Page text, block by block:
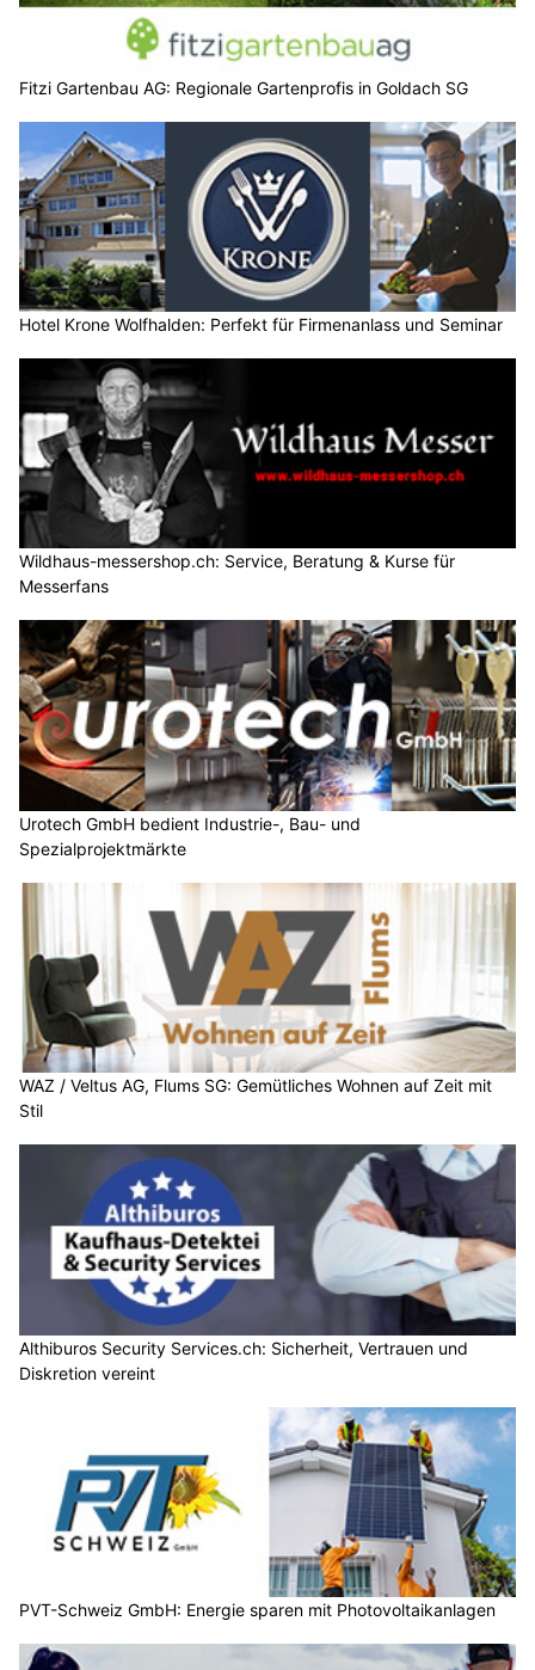
Fitzi Gartenbau AG: Regionale Gartenprofis in Goldach SG
Hotel Krone Wolfhalden: Perfekt für Firmenanlass und Seminar
Wildhaus-messershop.ch: Service, Beratung & Kurse für
Messerfans
Urotech GmbH bedient Industrie-, Bau- und
Spezialprojektmärkte
WAZ / Veltus AG, Flums SG: Gemütliches Wohnen auf Zeit mit
Stil
Althiburos Security Services.ch: Sicherheit, Vertrauen und
Diskretion vereint
PVT-Schweiz GmbH: Energie sparen mit Photovoltaikanlagen